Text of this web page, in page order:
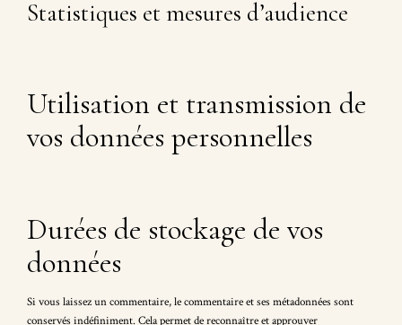
Statistiques et mesures d’audience
Utilisation et transmission de
vos données personnelles
Durées de stockage de vos
données
Si vous laissez un commentaire, le commentaire et ses métadonnées sont
conservés indéfiniment. Cela permet de reconnaître et approuver